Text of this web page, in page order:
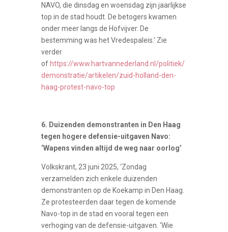
NAVO, die dinsdag en woensdag zijn jaarlijkse
top in de stad houdt. De betogers kwamen
onder meer langs de Hofvijver. De
bestemming was het Vredespaleis.’ Zie
verder
of https://www.hartvannederland.nl/politiek/
demonstratie/artikelen/zuid-holland-den-
haag-protest-navo-top
6. Duizenden demonstranten in Den Haag
tegen hogere defensie-uitgaven Navo:
‘Wapens vinden altijd de weg naar oorlog’
Volkskrant, 23 juni 2025, ‘Zondag
verzamelden zich enkele duizenden
demonstranten op de Koekamp in Den Haag.
Ze protesteerden daar tegen de komende
Navo-top in de stad en vooral tegen een
verhoging van de defensie-uitgaven. ‘Wie